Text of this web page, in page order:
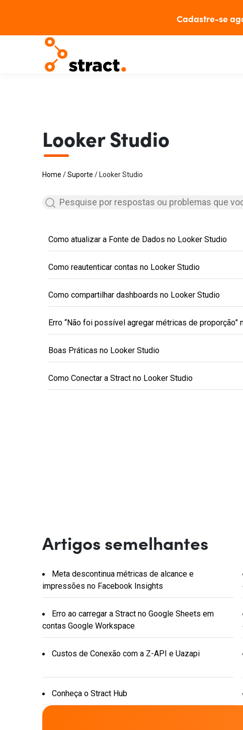
Cadastre-se
Looker Studio
Home /Suporte / Looker Studio
Como atualizar a Fonte de Dados no Looker Studio
Como reautenticar contas no Looker Studio
Como compartilhar dashboards no Looker Studio
Erro “Não foi possível agregar métricas de proporção”
Boas Práticas no Looker Studio
Como Conectar a Stract no Looker Studio
Artigos semelhantes
Meta descontinua métricas de alcance e
impressões no Facebook Insights
Erro ao carregar a Stract no Google Sheets em
contas Google Workspace
Custos de Conexão com a Z-API e Uazapi
Conheça o Stract Hub